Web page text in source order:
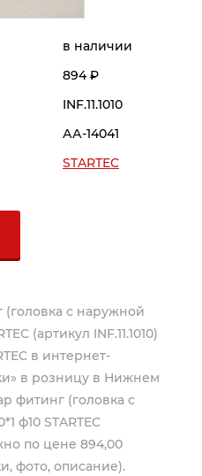
в наличии
894Р
INF.11.1010
АА-14041
STARTEC
(головка с наружной
(артикул INF.11.1010)
в интернет-
в розницу в Нижнем
фитинг (головка с
ф10 STARTEC
по цене 894,00
фото, описание).